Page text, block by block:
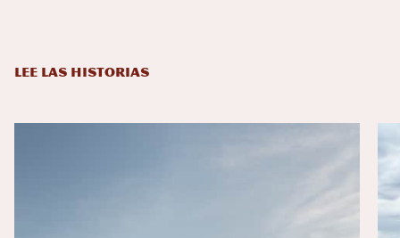
LEE LAS HISTORIAS